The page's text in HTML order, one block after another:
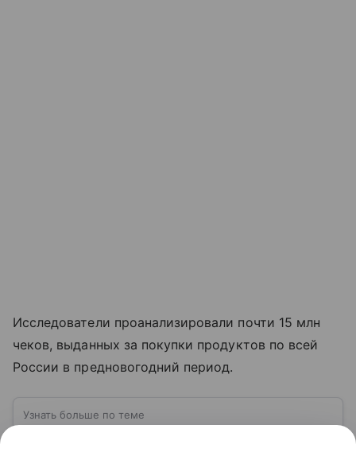
Исследователи проанализировали почти 15 млн
чеков, выданных за покупки продуктов по всей
России в предновогодний период.
Узнать больше по теме